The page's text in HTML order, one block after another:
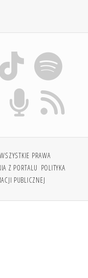
PRAWA
Z PORTALU POLITYKA
PUBLICZNEJ